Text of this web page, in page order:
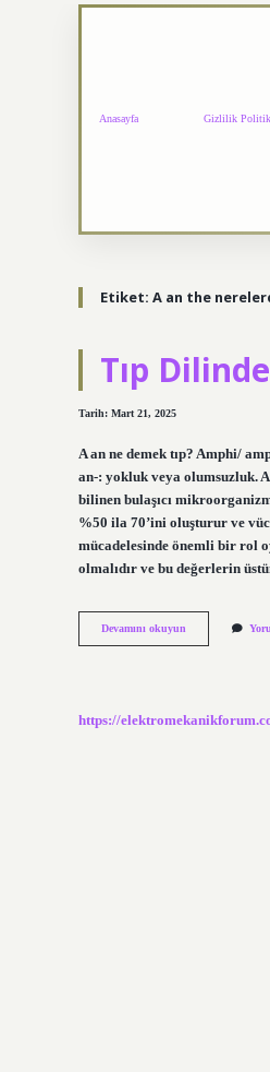
Anasayfa Gizlilik
Etiket: A an the
Tıp
Tarih: Mart 21, 2025
A an ne demek tıp? Amphi/
an-: yokluk veya olumsuzluk.
bilinen bulaşıcı
%50 ila 70’ini oluşturur ve
mücadelesinde önemli bir rol
olmalıdır ve bu değerlerin
Devamını okuyun
Dilinde
https://